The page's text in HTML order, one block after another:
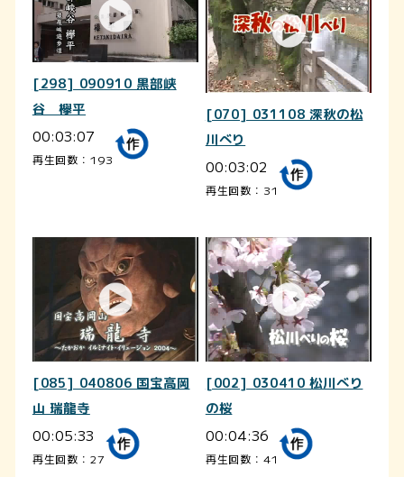
[298] 090910 黒部峡
谷 欅平
00:03:07
再生回数：193
[070] 031108 深秋の松
川べり
00:03:02
再生回数：31
[085] 040806 国宝高岡
山 瑞龍寺
00:05:33
再生回数：27
[002] 030410 松川べり
の桜
00:04:36
再生回数：41